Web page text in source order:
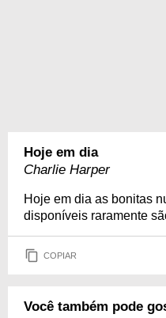
Hoje em dia
Charlie Harper
Hoje em dia as bonitas
disponíveis raramente
COPIAR
Você também pode